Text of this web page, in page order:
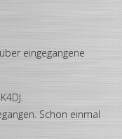
eingegangene
Schon einmal